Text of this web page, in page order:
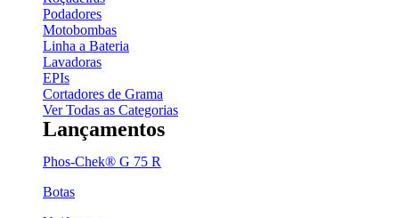
Podadores
Motobombas
Linha a Bateria
Lavadoras
EPIs
Cortadores de Grama
Ver Todas as Categorias
Lançamentos
Phos-Chek® G 75 R
Botas